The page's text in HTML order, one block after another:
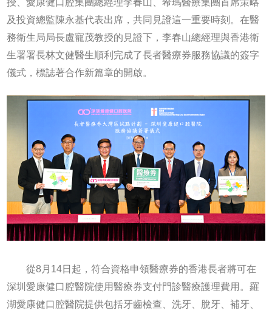
及投資總監陳永基代表出席，共同見證這一重要時刻。在醫
務衛生局局長盧寵茂教授的見證下，李春山總經理與香港衛
生署署長林文健醫生順利完成了長者醫療券服務協議的簽字
儀式，標誌著合作新篇章的開啟。
從8月14日起，符合資格申領醫療券的香港長者將可在
深圳愛康健口腔醫院使用醫療券支付門診醫療護理費用。羅
湖愛康健口腔醫院提供包括牙齒檢查、洗牙、脫牙、補牙、